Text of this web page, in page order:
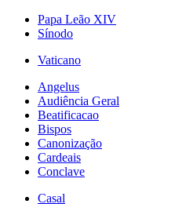
Papa Leão XIV
Sínodo
Vaticano
Angelus
Audiência Geral
Beatificacao
Bispos
Canonização
Cardeais
Conclave
Casal